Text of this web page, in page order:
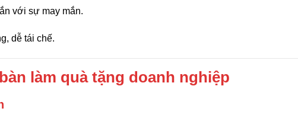
với sự may mắn.
dễ tái chế.
làm quà tặng doanh nghiệp